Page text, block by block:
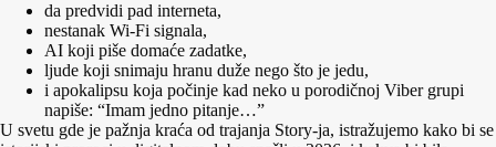
da predvidi pad interneta,
nestanak Wi-Fi signala,
AI koji piše domaće zadatke,
ljude koji snimaju hranu duže nego što je jedu,
i apokalipsu koja počinje kad neko u porodičnoj Viber grupi
napiše: “Imam jedno pitanje…”
U svetu gde je pažnja kraća od trajanja Story‑ja, istražujemo kako bi se